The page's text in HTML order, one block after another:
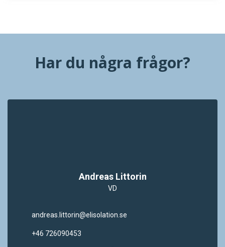
Har du några frågor?
Andreas Littorin
VD
andreas.littorin@elisolation.se
+46 726090453